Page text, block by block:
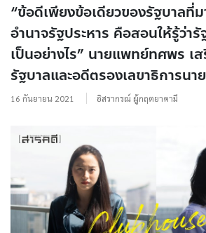
“ข้อดีเพียงข้อเดียวของรัฐบาลที่
อำนาจรัฐประหาร คือสอนให้รู้ว่ารั
เป็นอย่างไร” นายแพทย์ทศพร เ
รัฐบาลและอดีตรองเลขาธิการน
16 กันยายน 2021 อิสรากรณ์ ผู้กฤตยาคามี